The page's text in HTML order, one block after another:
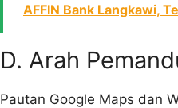
AFFIN Bank Langkawi,
D. Arah
Pautan Google Maps dan